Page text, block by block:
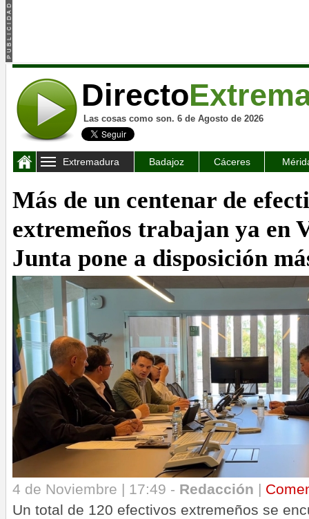
Directo
Las cosas como son. 6 de Agosto de 2026
Extremadura Badajoz Cáceres
Más de un centenar de
extremeños trabajan ya en
Junta pone a disposición
4 de Noviembre | 17:49 - Redacción |
Un total de 120 efectivos extremeños se